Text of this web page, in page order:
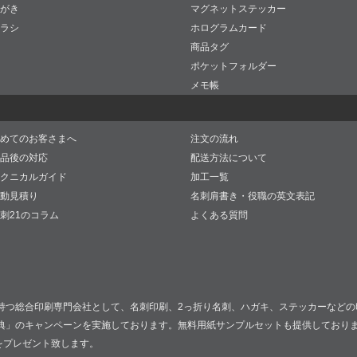
き
シ
マグネットステッカー
ホログラムカード
商品タグ
ポケットフォルダー
メモ帳
てのお客さまへ
注文の流れ
後の対応
配送方法について
ニカルガイド
加工一覧
見積り
名刺肩書き・役職の英文表記
21のコラム
よくある質問
つ総合印刷専門会社として、名刺印刷、2っ折り名刺、ハガキ、ステッカーなど
」のキャンペーンを実施しております。無料用紙サンプルセットも提供しており
レゼント致します。